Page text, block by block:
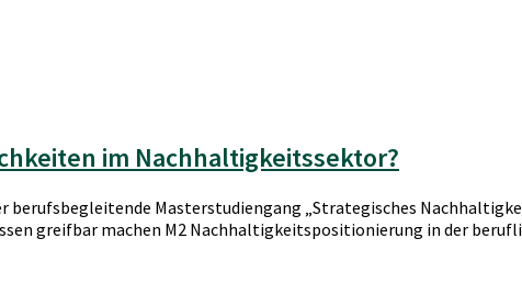
im Nachhaltigkeitssektor?
Masterstudiengang „Strategisches
greifbar machen M2 Nachhaltigkeitspositionierung in der